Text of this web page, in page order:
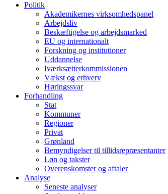
Politik
Akademikernes virksomhedspanel
Arbejdsliv
Beskæftigelse og arbejdsmarked
EU og internationalt
Forskning og institutioner
Uddannelse
Iværksætterkommissionen
Vækst og erhverv
Høringssvar
Forhandling
Stat
Kommuner
Regioner
Privat
Grønland
Bemyndigelser til tillidsrepræsentanter
Løn og takster
Overenskomster og aftaler
Analyse
Seneste analyser